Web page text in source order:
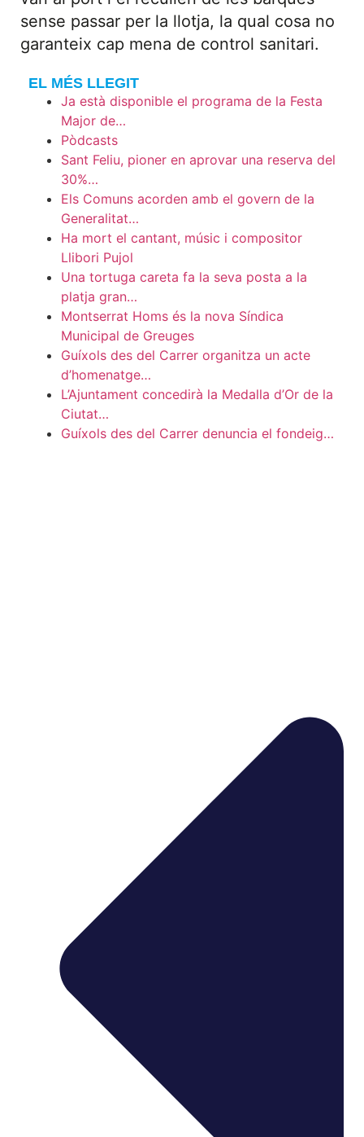
sense passar per la llotja, la qual cosa no
garanteix cap mena de control sanitari.
EL MÉS LLEGIT
Ja està disponible el programa de la Festa
Major de…
Pòdcasts
Sant Feliu, pioner en aprovar una reserva del
30%…
Els Comuns acorden amb el govern de la
Generalitat…
Ha mort el cantant, músic i compositor
Llibori Pujol
Una tortuga careta fa la seva posta a la
platja gran…
Montserrat Homs és la nova Síndica
Municipal de Greuges
Guíxols des del Carrer organitza un acte
d’homenatge…
L’Ajuntament concedirà la Medalla d’Or de la
Ciutat…
Guíxols des del Carrer denuncia el fondeig…